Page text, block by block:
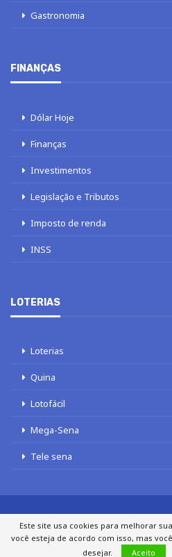
Gastronomia
FINANÇAS
Dólar Hoje
Finanças
Investimentos
Legislação e Tributos
Imposto de renda
INSS
LOTERIAS
Loterias
Quina
Lotofácil
Mega-Sena
Tele sena
SOBRE NÓS AUTORES
POLÍTICA DE PRIVACIDADE
Este site usa cookies para melhorar
você esteja de acordo com isso, mas
desejar.
Aceito